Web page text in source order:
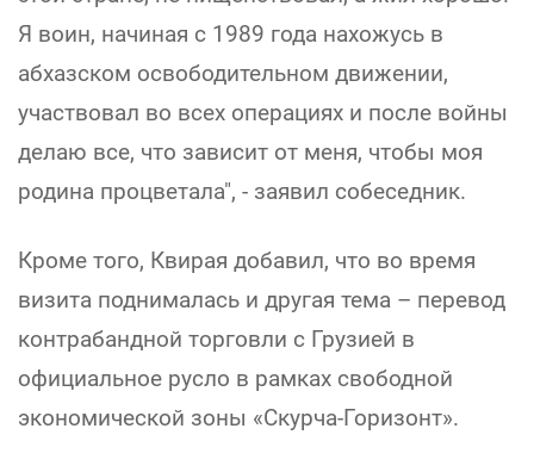
Я воин, начиная с 1989 года нахожусь в
абхазском освободительном движении,
участвовал во всех операциях и после войны
делаю все, что зависит от меня, чтобы моя
родина процветала", - заявил собеседник.
Кроме того, Квирая добавил, что во время
визита поднималась и другая тема – перевод
контрабандной торговли с Грузией в
официальное русло в рамках свободной
экономической зоны «Скурча-Горизонт».